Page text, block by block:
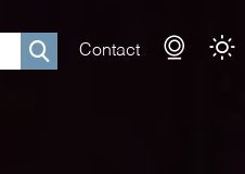
Rechercher
Contact